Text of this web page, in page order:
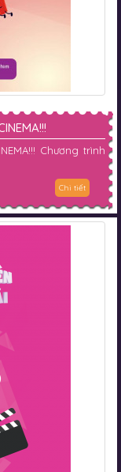
Chương trình
Chi tiết